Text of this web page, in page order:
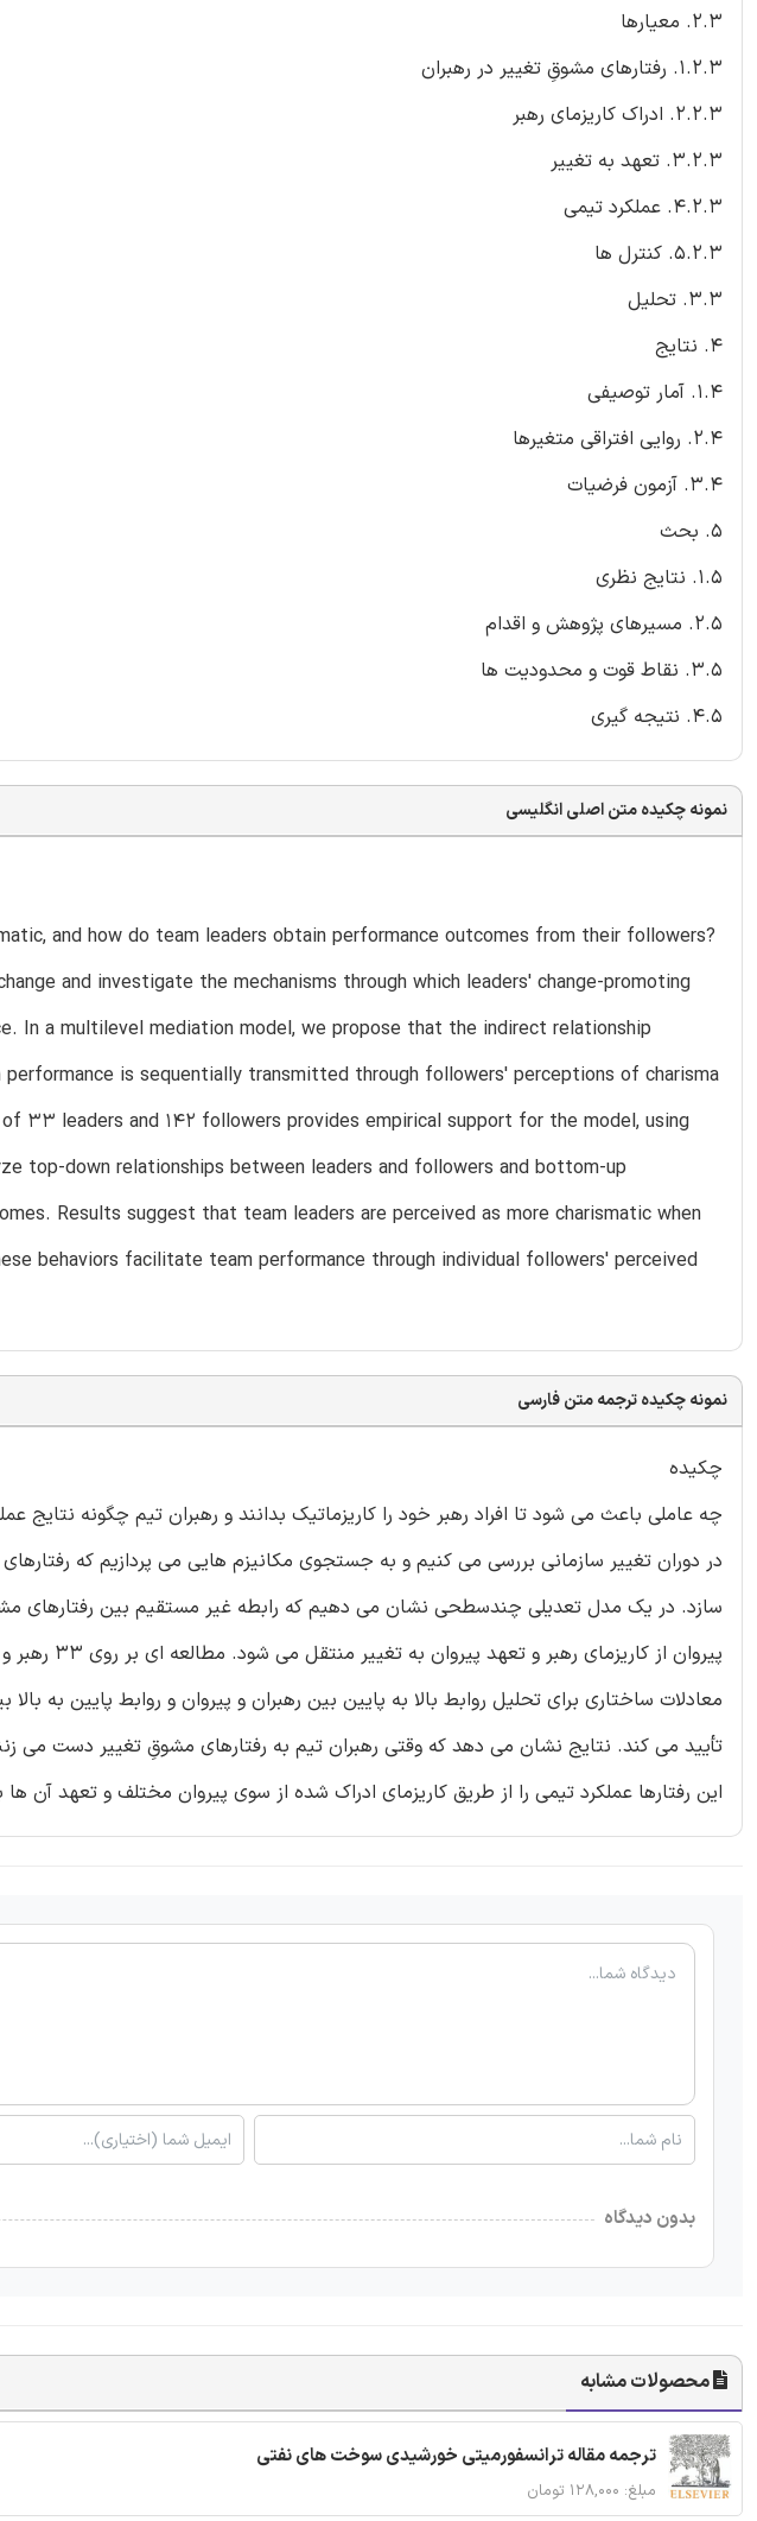
2.3. معیارها
1.2.3. رفتارهای مشوقِ تغییر در رهبران
2.2.3. ادراک کاریزمای رهبر
3.2.3. تعهد به تغییر
4.2.3. عملکرد تیمی
5.2.3. کنترل ها
3.3. تحلیل
4. نتایج
1.4. آمار توصیفی
2.4. روایی افتراقی متغیرها
3.4. آزمون فرضیات
5. بحث
1.5. نتایج نظری
2.5. مسیرهای پژوهش و اقدام
3.5. نقاط قوت و محدودیت ها
4.5. نتیجه گیری
نمونه چکیده متن اصلی انگلیسی
and how do team leaders obtain performance outcomes from their followers?
and investigate the mechanisms through which leaders' change-promoting
In a multilevel mediation model, we propose that the indirect relationship
is sequentially transmitted through followers' perceptions of charisma
33 leaders and 142 followers provides empirical support for the model, using
top-down relationships between leaders and followers and bottom-up
Results suggest that team leaders are perceived as more charismatic when
behaviors facilitate team performance through individual followers' perceived
نمونه چکیده ترجمه متن فارسی
چکیده
چه عاملی باعث می شود تا افراد رهبر خود را کاریزماتیک بدانند و رهبران تیم چگونه نتایج
در دوران تغییر سازمانی بررسی می کنیم و به جستجوی مکانیزم هایی می پردازیم که
سازد. در یک مدل تعدیلی چندسطحی نشان می دهیم که رابطه غیر مستقیم بین رفتارهای
معادلات ساختاری برای تحلیل روابط بالا به پایین بین رهبران و پیروان و روابط پایین به
تأیید می کند. نتایج نشان می دهد که وقتی رهبران تیم به رفتارهای مشوقِ تغییر دست می
این رفتارها عملکرد تیمی را از طریق کاریزمای ادراک شده از سوی پیروان مختلف و تعهد آن
بدون دیدگاه
محصولات مشابه
ترجمه مقاله ترانسفورمیتی خورشیدی سوخت های نفتی
مبلغ: ۱۲۸,۰۰۰ تومان